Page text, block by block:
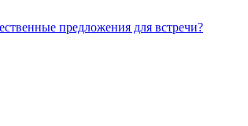
предложения для встречи?